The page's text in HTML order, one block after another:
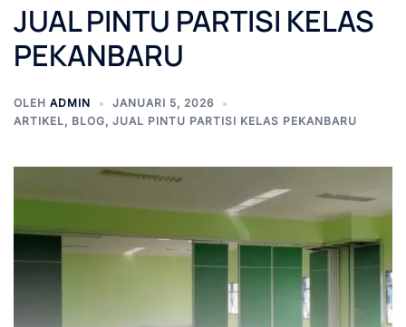
JUAL PINTU PARTISI KELAS
PEKANBARU
OLEH ADMIN
JANUARI 5, 2026
ARTIKEL, BLOG, JUAL PINTU PARTISI KELAS PEKANBARU